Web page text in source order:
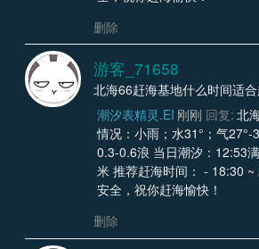
删除
游客_71658
北海66赶海基地什么时间适
潮汐表精灵.EI 刚刚 回复: 北
情况：小雨；水31°；气27°-
0.3-0.6浪 当日潮汐：12:53
米 推荐赶海时间： - 18:30
安全，祝你赶海愉快！
删除